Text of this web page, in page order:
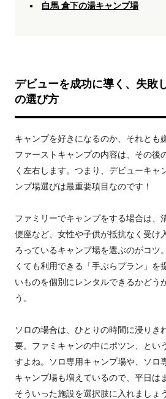
白馬 倉下の湯キャンプ場
デビューを成功に導く、失敗
の選び方
キャンプを好きになるのか、それとも
ファーストキャンプの内容は、その後
く左右します。つまり、デビューキャ
ンプ場選びは最重要項目なのです！
ファミリーでキャンプをする場合は、
便座など、女性や子供が抵抗なく受け
ろっているキャンプ場を選ぶのがコツ
くても利用できる「手ぶらプラン」を
いものを個別にレンタルできるかどう
う。
ソロの場合は、ひとりの時間に浸りき
要。ファミキャンの中にポツン、とい
すよね。ソロ専用キャンプ場や、ソロ
キャンプ場も増えているので、平日は
そういった施設を選択肢に入れましょ